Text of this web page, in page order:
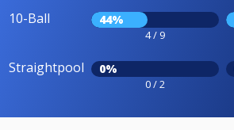
10-Ball 44%
4 / 9
Straightpool 0%
0 / 2